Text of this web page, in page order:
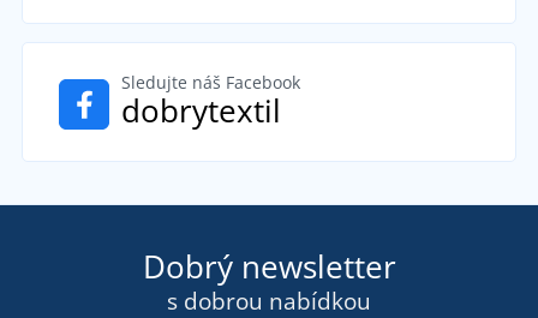
Sledujte náš Facebook
dobrytextil
Dobrý newsletter
s dobrou nabídkou